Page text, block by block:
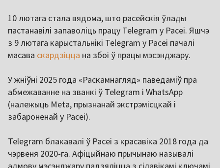
10 лютага стала вядома, што расейскія ўлады
пастанавілі запаволіць працу Telegram у Расеі. Яшчэ
з 9 лютага карыстальнікі Telegram у Расеі пачалі
масава скардзіцца на збоі ў працы мэсэнджару.
У жніўні 2025 года «Раскамнагляд» паведаміў пра
абмежаванне на званкі ў Telegram і WhatsApp
(належыць Meta, прызнанай экстрэмісцкай і
забароненай у Расеі).
Telegram блакавалі ў Расеі з красавіка 2018 года да
чэрвеня 2020-га. Афіцыйнаю прычынаю называлі